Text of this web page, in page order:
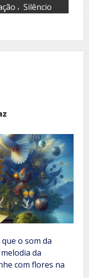
, Silêncio
o som da
da
com flores na